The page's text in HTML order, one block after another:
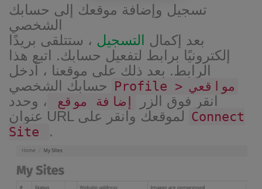
تسجيل وإضافة موقعك إلى حسابك
الشخصي
بعد إكمال التسجيل ، ستتلقى بريدًا
إلكترونيًا برابط لتفعيل حسابك. اتبع هذا
الرابط. بعد ذلك على موقعنا ، أدخل
Profile > مواقعي
انقر فوق الزر إضافة موقع
، وحدد
Connect
Site
.